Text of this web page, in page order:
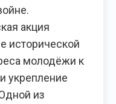
акция
исторической
молодёжи к
укрепление
из